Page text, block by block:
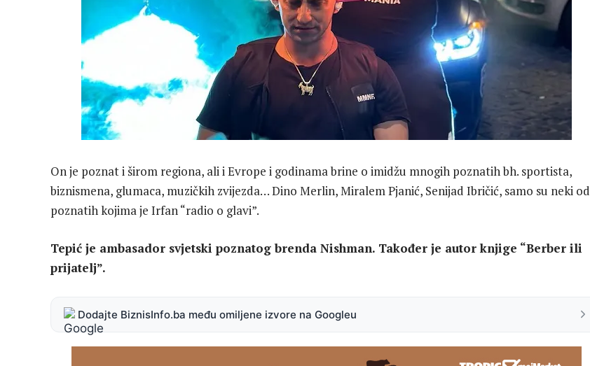
On je poznat i širom regiona, ali i Evrope i godinama brine o imidžu mnogih poznatih bh. sportista,
biznismena, glumaca, muzičkih zvijezda… Dino Merlin, Miralem Pjanić, Senijad Ibričić, samo su neki od
poznatih kojima je Irfan “radio o glavi”.
Tepić je ambasador svjetski poznatog brenda Nishman. Također je autor knjige “Berber ili
prijatelj”.
Dodajte BiznisInfo.ba među omiljene izvore na Googleu